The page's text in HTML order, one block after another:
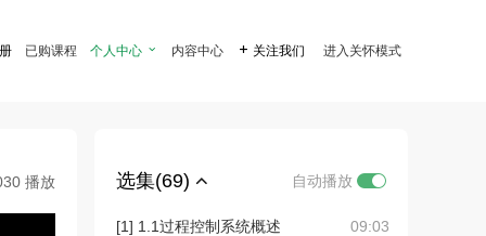
已购课程 个人中心  内容中心  关注我们 进入关怀模式
播放 选集(69) 自动播放
[1] 1.1过程控制系统概述
09:03